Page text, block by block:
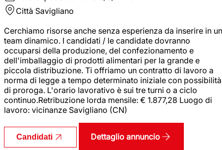
Città Savigliano
Cerchiamo risorse anche senza esperienza da inserire in un
team dinamico. I candidati / le candidate dovranno
occuparsi della produzione, del confezionamento e
dell'imballaggio di prodotti alimentari per la grande e
piccola distribuzione. Ti offriamo un contratto di lavoro a
norma di legge a tempo determinato iniziale con possibilità
di proroga. L'orario lavorativo è sui tre turni o a ciclo
continuo.Retribuzione lorda mensile: € 1.877,28 Luogo di
lavoro: vicinanze Savigliano (CN)
Candidati Dettaglio annuncio